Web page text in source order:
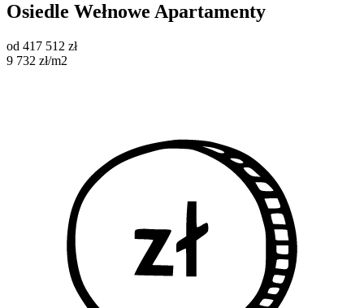
Osiedle Wełnowe Apartamenty
od 417 512 zł
9 732 zł/m2